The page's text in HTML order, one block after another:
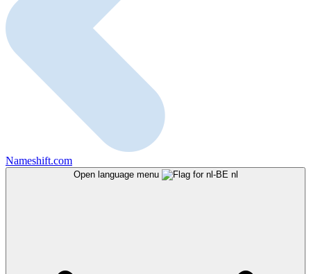
Nameshift.com
Open language menu nl